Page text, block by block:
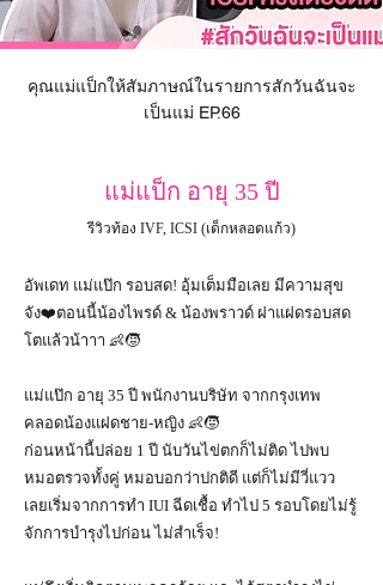
คุณแม่แป็กให้สัมภาษณ์ในรายการสักวันฉันจะ
เป็นแม่ EP.66
แม่แป็ก อายุ 35 ปี
รีวิวท้อง IVF, ICSI (เด็กหลอดแก้ว)
อัพเดท แม่แป๊ก รอบสด! อุ้มเต็มมือเลย มีความสุข
จัง❤️ตอนนี้น้องไพรด์ & น้องพราวด์ ฝาแฝดรอบสด
โตแล้วน้าาา 👶🧒
แม่แป๊ก อายุ 35 ปี พนักงานบริษัท จากกรุงเทพ
คลอดน้องแฝดชาย-หญิง 👶🧒
ก่อนหน้านี้ปล่อย 1 ปี นับวันไข่ตกก็ไม่ติด ไปพบ
หมอตรวจทั้งคู่ หมอบอกว่าปกติดี แต่ก็ไม่มีวี่แวว
เลยเริ่มจากการทำ IUI ฉีดเชื้อ ทำไป 5 รอบโดยไม่รู้
จักการบำรุงไปก่อน ไม่สำเร็จ!